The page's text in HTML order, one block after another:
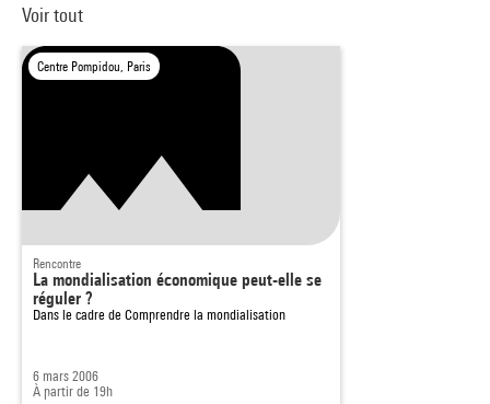
Voir tout
Centre Pompidou, Paris
Rencontre
La mondialisation économique peut-elle se
réguler ?
Dans le cadre de Comprendre la mondialisation
6 mars 2006
À partir de 19h